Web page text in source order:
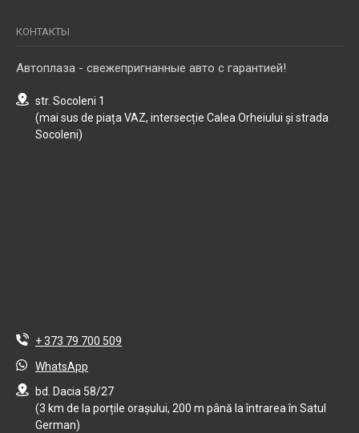
КОНТАКТЫ
Автоплаза - свежепригнанные авто с гарантией!
str. Socoleni 1
(mai sus de piața VAZ, intersecție Calea Orheiului și strada
Socoleni)
+ 373 79 700 509
WhatsApp
bd. Dacia 58/27
(3 km de la porțile orașului, 200 m până la întrarea în Satul
German)